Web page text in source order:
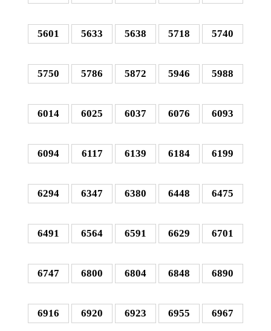
5601 5633 5638 5718 5740
5750 5786 5872 5946 5988
6014 6025 6037 6076 6093
6094 6117 6139 6184 6199
6294 6347 6380 6448 6475
6491 6564 6591 6629 6701
6747 6800 6804 6848 6890
6916 6920 6923 6955 6967